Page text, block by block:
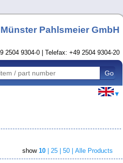
Pahlsmeier GmbH
2504 9304-0 | Telefax: +49 2504 9304-20
▼
show 10| 25 | 50 | Alle Products